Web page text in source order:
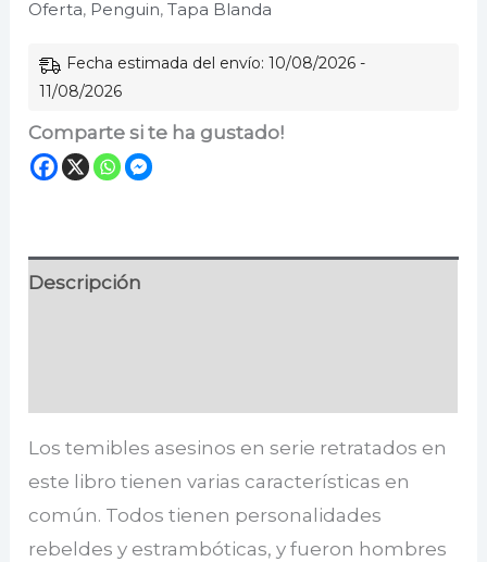
sí
existen
cantidad
Oferta, Penguin,Tapa Blanda
Fecha estimada del envío: 10/08/2026 -
11/08/2026
Comparte si te ha gustado!
Descripción
Los temibles asesinos en serie retratados en
este libro tienen varias características en
común. Todos tienen personalidades
rebeldes y estrambóticas, y fueron hombres